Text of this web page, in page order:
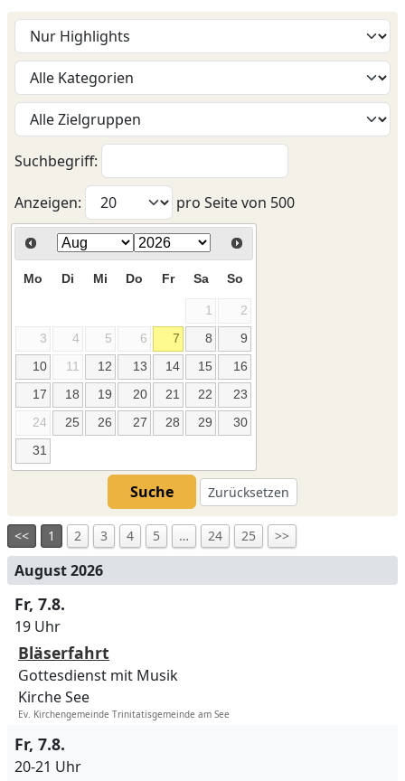
Suchbegriff:
Anzeigen: pro Seite von 500
Mo Di Mi Do Fr Sa So
1
2
3
4 5 6 7 8
9
10
11 12 13 14 15
16
17
18 19 20 21 22
23
24
25 26 27 28 29
30
31
Suche Zurücksetzen
<< 1 2 3 4 5 … 24 25 >>
August 2026
Fr, 7.8.
19 Uhr
Bläserfahrt
Gottesdienst mit Musik
Kirche See
Ev. Kirchengemeinde Trinitatisgemeinde am See
Fr, 7.8.
20-21 Uhr